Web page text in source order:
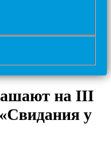
на III
у